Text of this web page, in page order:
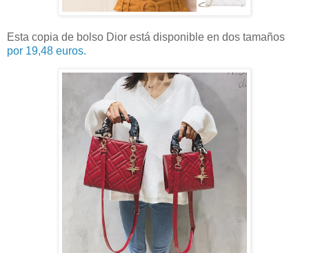
Esta copia de bolso Dior está disponible en dos tamaños
por 19,48 euros.